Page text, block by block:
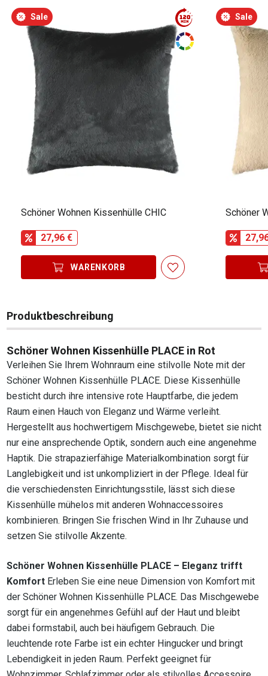
Sale
Schöner Wohnen Kissenhülle CHIC
27,96 €
WARENKORB
Sale
Schöner
Produktbeschreibung
Schöner Wohnen Kissenhülle PLACE in Rot
Verleihen Sie Ihrem Wohnraum eine stilvolle Note mit der
Schöner Wohnen Kissenhülle PLACE. Diese Kissenhülle
besticht durch ihre intensive rote Hauptfarbe, die jedem
Raum einen Hauch von Eleganz und Wärme verleiht.
Hergestellt aus hochwertigem Mischgewebe, bietet sie nicht
nur eine ansprechende Optik, sondern auch eine angenehme
Haptik. Die strapazierfähige Materialkombination sorgt für
Langlebigkeit und ist unkompliziert in der Pflege. Ideal für
die verschiedensten Einrichtungsstile, lässt sich diese
Kissenhülle mühelos mit anderen Wohnaccessoires
kombinieren. Bringen Sie frischen Wind in Ihr Zuhause und
setzen Sie stilvolle Akzente.
Schöner Wohnen Kissenhülle PLACE – Eleganz trifft
Komfort Erleben Sie eine neue Dimension von Komfort mit
der Schöner Wohnen Kissenhülle PLACE. Das Mischgewebe
sorgt für ein angenehmes Gefühl auf der Haut und bleibt
dabei formstabil, auch bei häufigem Gebrauch. Die
leuchtende rote Farbe ist ein echter Hingucker und bringt
Lebendigkeit in jeden Raum. Perfekt geeignet für